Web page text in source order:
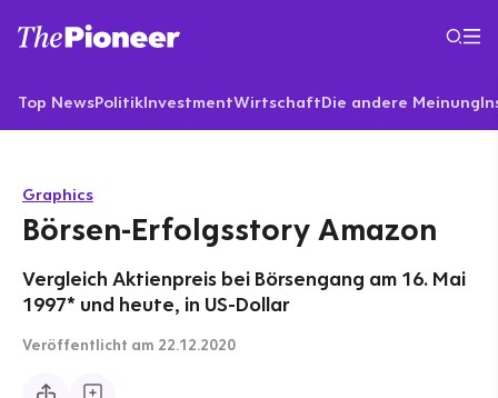
Top NewsPolitikInvestmentWirtschaftDie andere Meinung
Graphics
Börsen-Erfolgsstory Amazon
Vergleich Aktienpreis bei Börsengang am 16. Mai
1997* und heute, in US-Dollar
Veröffentlicht am 22.12.2020